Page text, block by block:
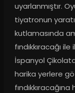
uyarlanmıştır.
tiyatronun
kutlamasında
fındıkkıracağı
İspanyol
harika yerlere